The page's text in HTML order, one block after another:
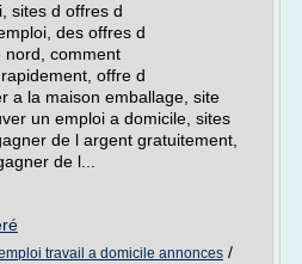
sites d offres d
des offres d
nord, comment
offre d
a la maison emballage, site
un emploi a domicile, sites
de l argent gratuitement,
de l...
travail a domicile annonces /